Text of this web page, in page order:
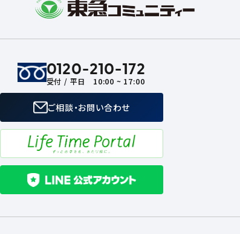
0120-210-172
受付 / 平日 10:00 ~ 17:00
ご相談・お問い合わせ